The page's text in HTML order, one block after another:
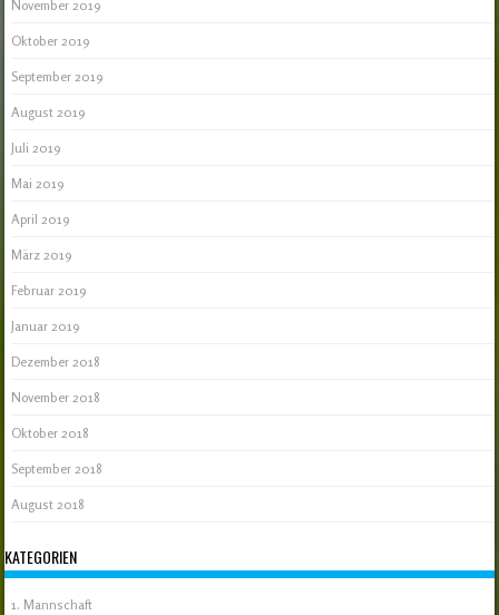
November 2019
Oktober 2019
September 2019
August 2019
Juli 2019
Mai 2019
April 2019
März 2019
Februar 2019
Januar 2019
Dezember 2018
November 2018
Oktober 2018
September 2018
August 2018
KATEGORIEN
1. Mannschaft